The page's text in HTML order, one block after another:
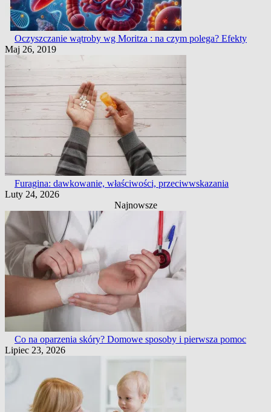
Oczyszczanie wątroby wg Moritza : na czym polega? Efekty
Maj 26, 2019
Furagina: dawkowanie, właściwości, przeciwwskazania
Luty 24, 2026
Najnowsze
Co na oparzenia skóry? Domowe sposoby i pierwsza pomoc
Lipiec 23, 2026